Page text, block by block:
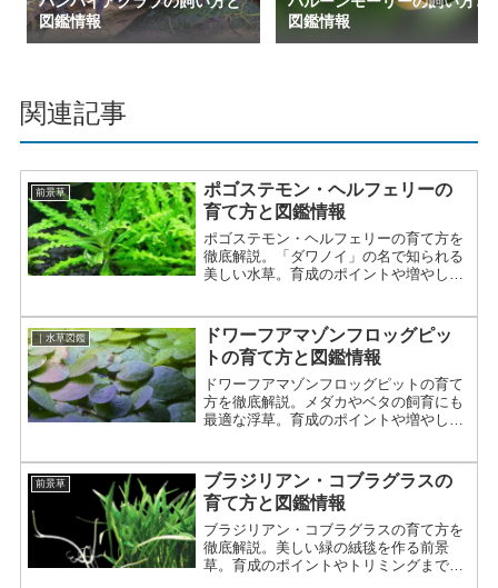
図鑑情報
図鑑情報
関連記事
前景草
ポゴステモン・ヘルフェリーの
育て方と図鑑情報
ポゴステモン・ヘルフェリーの育て方を
徹底解説。「ダワノイ」の名で知られる
美しい水草。育成のポイントや増やし方
｜水草図鑑
ドワーフアマゾンフロッグピッ
トの育て方と図鑑情報
ドワーフアマゾンフロッグピットの育て
方を徹底解説。メダカやベタの飼育にも
最適な浮草。育成のポイントや増やし方
前景草
ブラジリアン・コブラグラスの
育て方と図鑑情報
ブラジリアン・コブラグラスの育て方を
徹底解説。美しい緑の絨毯を作る前景
草。育成のポイントやトリミングまで詳